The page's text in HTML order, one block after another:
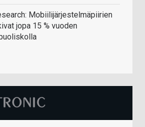
Mobiilijärjestelmäpiirien
jopa 15 % vuoden